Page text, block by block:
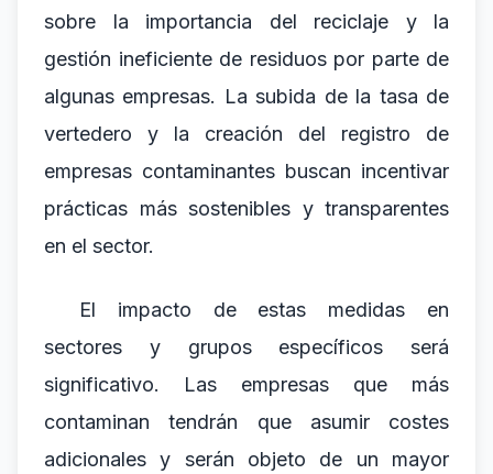
sobre la importancia del reciclaje y la
gestión ineficiente de residuos por parte de
algunas empresas. La subida de la tasa de
vertedero y la creación del registro de
empresas contaminantes buscan incentivar
prácticas más sostenibles y transparentes
en el sector.
El impacto de estas medidas en
sectores y grupos específicos será
significativo. Las empresas que más
contaminan tendrán que asumir costes
adicionales y serán objeto de un mayor